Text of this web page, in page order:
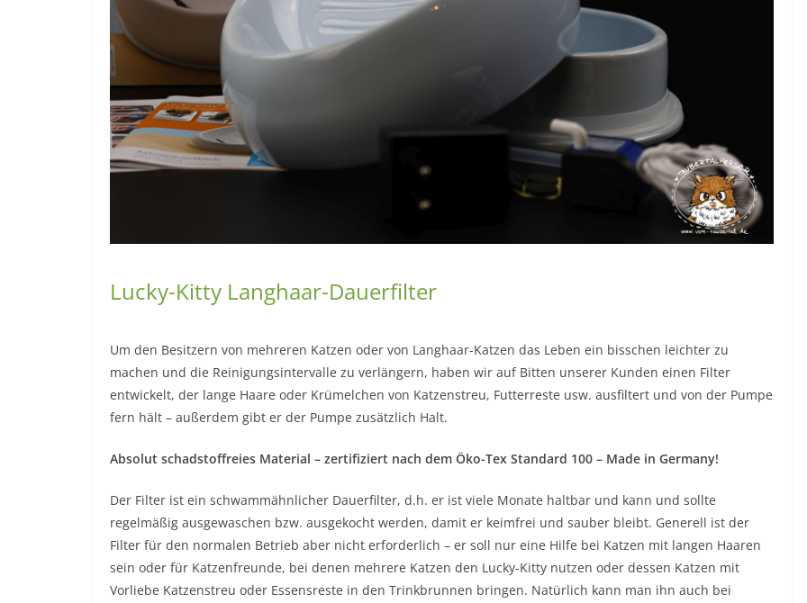
Lucky-Kitty Langhaar-Dauerfilter
Um den Besitzern von mehreren Katzen oder von Langhaar-Katzen das Leben ein bisschen leichter zu
machen und die Reinigungsintervalle zu verlängern, haben wir auf Bitten unserer Kunden einen Filter
entwickelt, der lange Haare oder Krümelchen von Katzenstreu, Futterreste usw. ausfiltert und von der Pumpe
fern hält – außerdem gibt er der Pumpe zusätzlich Halt.
Absolut schadstoffreies Material – zertifiziert nach dem Öko-Tex Standard 100 – Made in Germany!
Der Filter ist ein schwammähnlicher Dauerfilter, d.h. er ist viele Monate haltbar und kann und sollte
regelmäßig ausgewaschen bzw. ausgekocht werden, damit er keimfrei und sauber bleibt. Generell ist der
Filter für den normalen Betrieb aber nicht erforderlich – er soll nur eine Hilfe bei Katzen mit langen Haaren
sein oder für Katzenfreunde, bei denen mehrere Katzen den Lucky-Kitty nutzen oder dessen Katzen mit
Vorliebe Katzenstreu oder Essensreste in den Trinkbrunnen bringen. Natürlich kann man ihn auch bei